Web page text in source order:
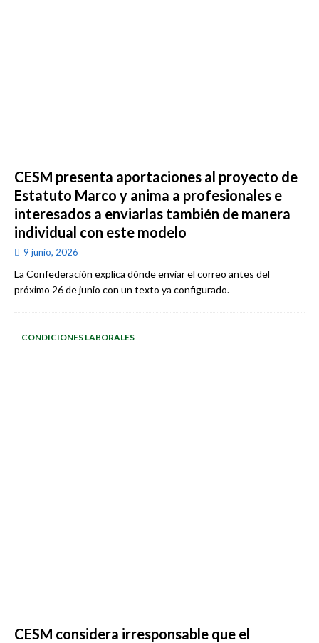
CESM presenta aportaciones al proyecto de
Estatuto Marco y anima a profesionales e
interesados a enviarlas también de manera
individual con este modelo
9 junio, 2026
La Confederación explica dónde enviar el correo antes del
próximo 26 de junio con un texto ya configurado.
CONDICIONES LABORALES
CESM considera irresponsable que el